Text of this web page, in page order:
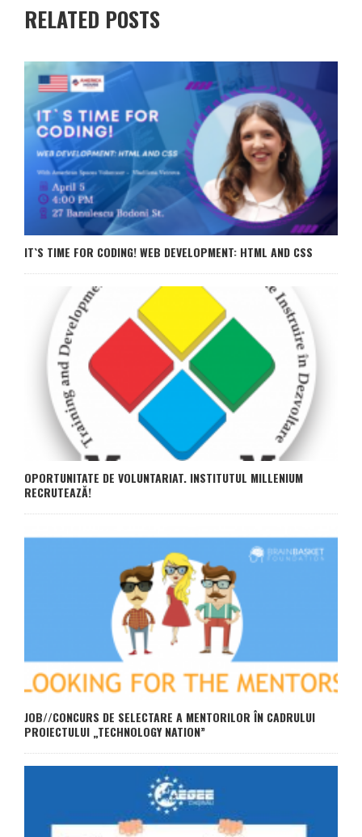
RELATED POSTS
IT`S TIME FOR CODING! WEB DEVELOPMENT: HTML AND CSS
OPORTUNITATE DE VOLUNTARIAT. INSTITUTUL MILLENIUM
RECRUTEAZĂ!
JOB//CONCURS DE SELECTARE A MENTORILOR ÎN CADRULUI
PROIECTULUI „TECHNOLOGY NATION”